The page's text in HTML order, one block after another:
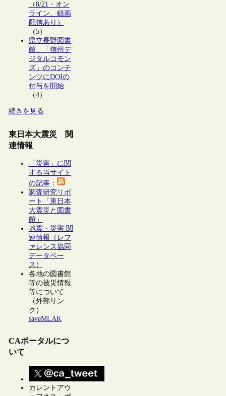
（8/21・オン
ライン、録画
配信あり）
（5）
県立長野図書
館、「信州デ
ジタルコモン
ズ」のコンテ
ンツにDOIの
付与を開始
（4）
続きを見る
東日本大震災 関
連情報
「災害」に関
する当サイト
の記事：
調査研究リポ
ート「東日本
大震災と図書
館」
地震・災害 関
連情報（レフ
ァレンス協同
データベー
ス）
各地の図書館
等の被災情報
等について
（外部リン
ク）
saveMLAK
CAポータルにつ
いて
カレントアウ